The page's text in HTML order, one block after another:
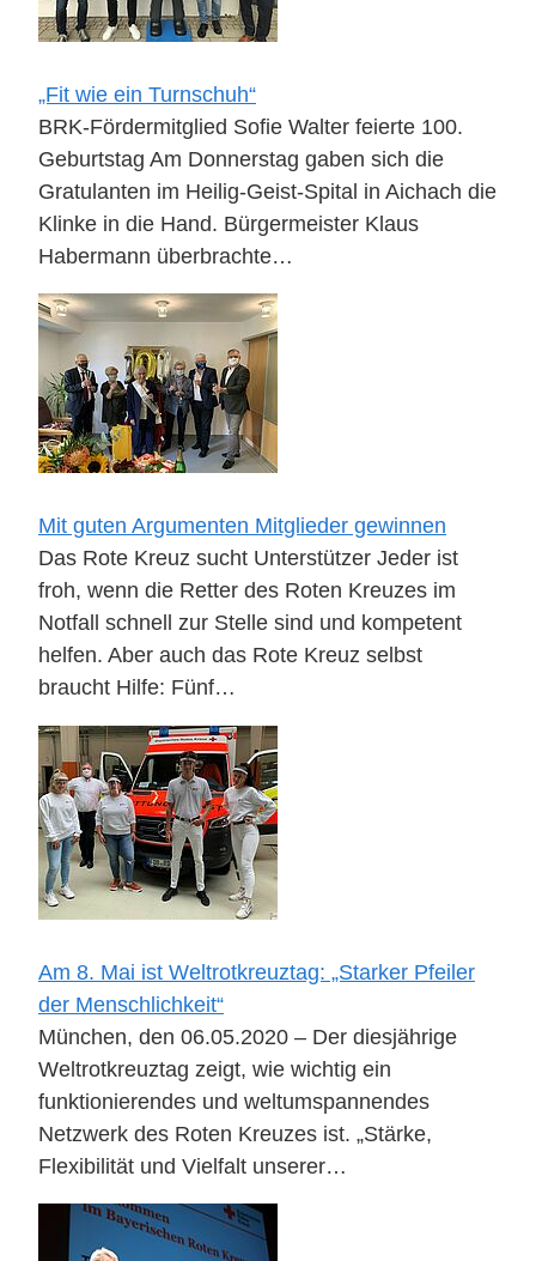
„Fit wie ein Turnschuh“
BRK-Fördermitglied Sofie Walter feierte 100.
Geburtstag Am Donnerstag gaben sich die
Gratulanten im Heilig-Geist-Spital in Aichach die
Klinke in die Hand. Bürgermeister Klaus
Habermann überbrachte…
Mit guten Argumenten Mitglieder gewinnen
Das Rote Kreuz sucht Unterstützer Jeder ist
froh, wenn die Retter des Roten Kreuzes im
Notfall schnell zur Stelle sind und kompetent
helfen. Aber auch das Rote Kreuz selbst
braucht Hilfe: Fünf…
Am 8. Mai ist Weltrotkreuztag: „Starker Pfeiler
der Menschlichkeit“
München, den 06.05.2020 – Der diesjährige
Weltrotkreuztag zeigt, wie wichtig ein
funktionierendes und weltumspannendes
Netzwerk des Roten Kreuzes ist. „Stärke,
Flexibilität und Vielfalt unserer…